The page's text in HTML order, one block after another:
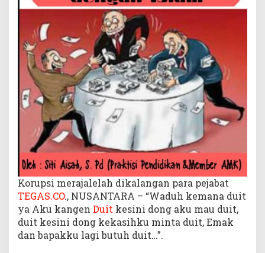
Korupsi merajalelah dikalangan para pejabat
TEGAS.CO., NUSANTARA – “Waduh kemana duit
ya Aku kangen Duit kesini dong aku mau duit,
duit kesini dong kekasihku minta duit, Emak
dan bapakku lagi butuh duit…”.